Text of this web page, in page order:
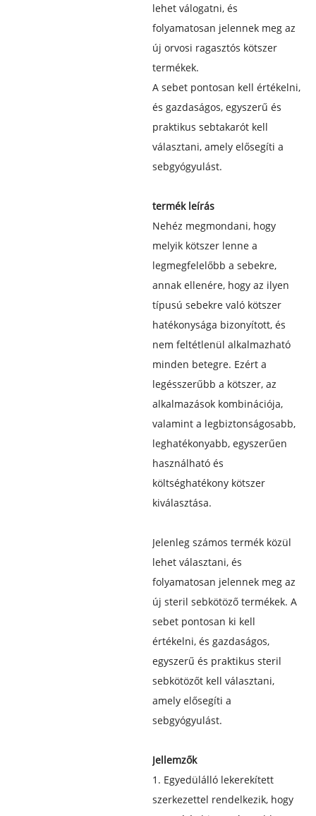
lehet válogatni, és
folyamatosan jelennek meg az
új orvosi ragasztós kötszer
termékek.
A sebet pontosan kell értékelni,
és gazdaságos, egyszerű és
praktikus sebtakarót kell
választani, amely elősegíti a
sebgyógyulást.
termék leírás
Nehéz megmondani, hogy
melyik kötszer lenne a
legmegfelelőbb a sebekre,
annak ellenére, hogy az ilyen
típusú sebekre való kötszer
hatékonysága bizonyított, és
nem feltétlenül alkalmazható
minden betegre. Ezért a
legésszerűbb a kötszer, az
alkalmazások kombinációja,
valamint a legbiztonságosabb,
leghatékonyabb, egyszerűen
használható és
költséghatékony kötszer
kiválasztása.
Jelenleg számos termék közül
lehet választani, és
folyamatosan jelennek meg az
új steril sebkötöző termékek. A
sebet pontosan ki kell
értékelni, és gazdaságos,
egyszerű és praktikus steril
sebkötözőt kell választani,
amely elősegíti a
sebgyógyulást.
Jellemzők
1. Egyedülálló lekerekített
szerkezettel rendelkezik, hogy